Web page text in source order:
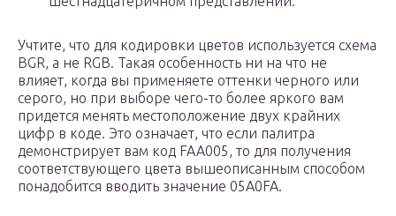
Учтите, что для кодировки цветов используется схема
BGR, а не RGB. Такая особенность ни на что не
влияет, когда вы применяете оттенки черного или
серого, но при выборе чего-то более яркого вам
придется менять местоположение двух крайних
цифр в коде. Это означает, что если палитра
демонстрирует вам код FAA005, то для получения
соответствующего цвета вышеописанным способом
понадобится вводить значение 05A0FA.